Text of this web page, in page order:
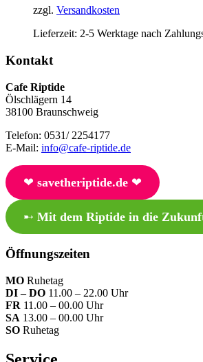
zzgl. Versandkosten
Lieferzeit: 2-5 Werktage nach
Kontakt
Cafe Riptide
Ölschlägern 14
38100 Braunschweig
Telefon: 0531/ 2254177
E-Mail: info@cafe-riptide.de
❤︎ savetheriptide.de❤︎
➸ Mit dem Riptide in die
Öffnungszeiten
MO Ruhetag
DI – DO 11.00 – 22.00 Uhr
FR 11.00 – 00.00 Uhr
SA 13.00 – 00.00 Uhr
SO Ruhetag